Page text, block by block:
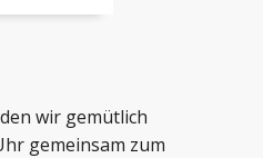
wir gemütlich
gemeinsam zum